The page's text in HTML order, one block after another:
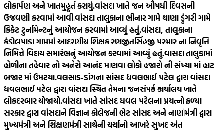
લોકાર્પણ અને ખાતમુહૂર્ત કરાયું.વાંસદા ખાતે જન ઔષધી દિવસની
ઉજવણી કરવામાં આવી.વાંસદા તાલુકાના ભીનાર ગામે થાણા ડુંગરી ગામે
ક્રિકેટ ટુર્નામેન્ટનું આયોજન કરવામાં આવ્યું હતું.વાંસદા, તાલુકાના
કંડોલપાડા ગામમાં આદરણીય શિક્ષક રણજીતસિંહજી પરમાર ના નિવૃત્તિ
નિમિત્તે વિદાય સમારંભનું આયોજન કરવામાં આવ્યું હતું.વાસદા તાલુકામાં
હોળીના તહેવાર નો અનેરો આનંદ માણવા લોકો હજારો ની સંખ્યા માં હાટ
બજાર માં ઉમટયા.વલસાડ-ડાંગના સાંસદ ધવલભાઈ પટેલ દ્વારા વાંસદા
ધવલભાઈ પટેલ દ્વારા વાંસદા સ્થિત તેમના જનસંપર્ક કાર્યાલય ખાતે
લોકદરબાર યોજાયો.વાંસદા ખાતે સાંસદ ધવલ પટેલના પ્રયત્નો ફળ્યા
સરકાર દ્વારા વાંસદાને વિજ્ઞાન કોલેજની ભેટ સાંસદ અને નાણાંમંત્રી દ્વારા
મુખ્યમંત્રી અને શિક્ષણમંત્રી સાથેની ચર્ચાનો આખરે સુખદ અંત